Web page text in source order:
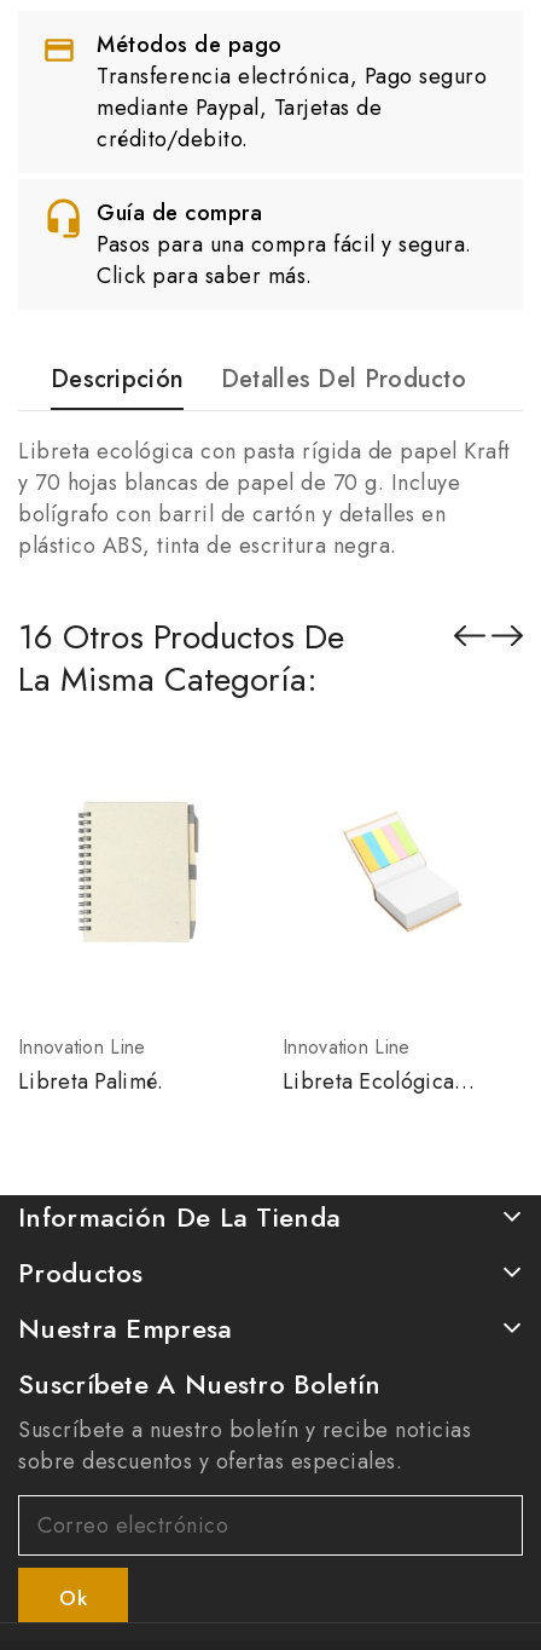
Métodos de pago
Transferencia electrónica, Pago seguro
mediante Paypal, Tarjetas de
crédito/debito.
Guía de compra
Pasos para una compra fácil y segura.
Click para saber más.
Descripción Detalles Del Producto
Libreta ecológica con pasta rígida de papel Kraft
y 70 hojas blancas de papel de 70 g. Incluye
bolígrafo con barril de cartón y detalles en
plástico ABS, tinta de escritura negra.
16 Otros Productos De
La Misma Categoría:
Innovation Line
Libreta Palimé.
Innovation Line
Libreta Ecológica
Información De La Tienda
Productos
Nuestra Empresa
Suscríbete A Nuestro Boletín
Suscríbete a nuestro boletín y recibe noticias
sobre descuentos y ofertas especiales.